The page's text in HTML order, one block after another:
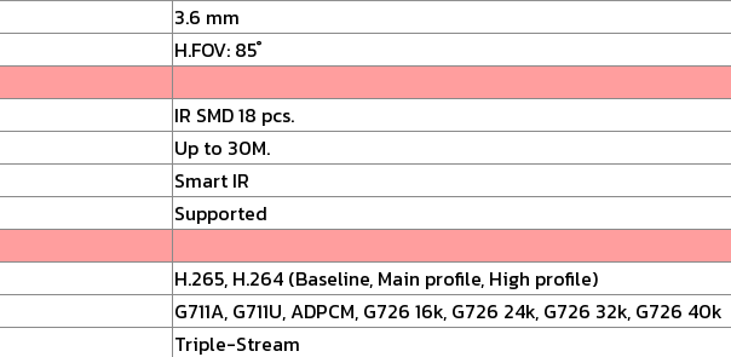
3.6 mm
H.FOV: 85 ํ
IR SMD 18 pcs.
Up to 30M.
Smart IR
Supported
H.265, H.264 (Baseline, Main profile, High profile)
G711A, G711U, ADPCM, G726 16k, G726 24k, G726 32k, G726 40k
Triple-Stream